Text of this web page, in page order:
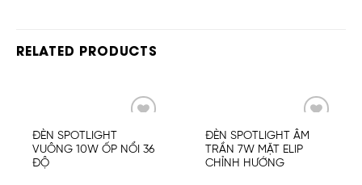
RELATED PRODUCTS
to
wishlist
ĐÈN SPOTLIGHT
VUÔNG 10W ỐP NỔI 36
ĐỘ
Add
wishlist
ĐÈN SPOTLIGHT ÂM
TRẦN 7W MẶT ELIP
CHỈNH HƯỚNG